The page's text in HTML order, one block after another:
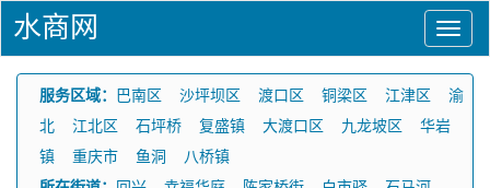
水商网
服务区域： 巴南区 沙坪坝区 渡口区 铜梁区 江津区
渝
北
江北区 石坪桥 复盛镇 大渡口区 九龙坡区
华岩
镇
重庆市 鱼洞
八桥镇